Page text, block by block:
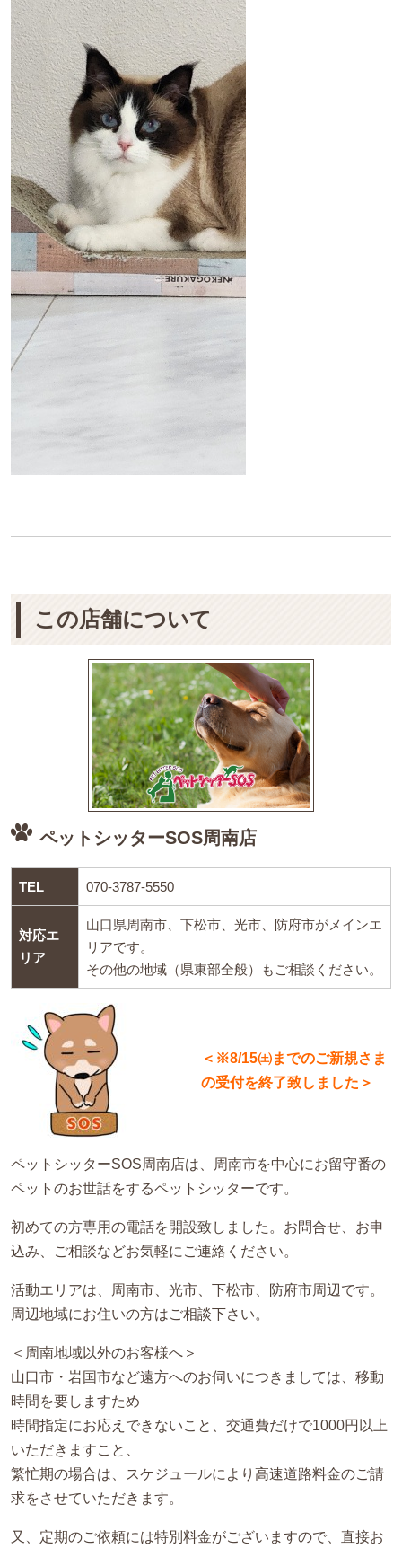
この店舗について
ペットシッターSOS周南店
TEL 070-3787-5550
対応エ
リア
山口県周南市、下松市、光市、防府市がメインエ
リアです。
その他の地域（県東部全般）もご相談ください。
＜※8/15㈯までのご新規さま
の受付を終了致しました＞
ペットシッターSOS周南店は、周南市を中心にお留守番の
ペットのお世話をするペットシッターです。
初めての方専用の電話を開設致しました。お問合せ、お申
込み、ご相談などお気軽にご連絡ください。
活動エリアは、周南市、光市、下松市、防府市周辺です。
周辺地域にお住いの方はご相談下さい。
＜周南地域以外のお客様へ＞
山口市・岩国市など遠方へのお伺いにつきましては、移動
時間を要しますため
時間指定にお応えできないこと、交通費だけで1000円以上
いただきますこと、
繁忙期の場合は、スケジュールにより高速道路料金のご請
求をさせていただきます。
又、定期のご依頼には特別料金がございますので、直接お